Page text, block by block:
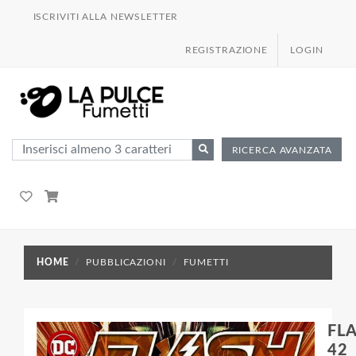
ISCRIVITI ALLA NEWSLETTER
REGISTRAZIONE LOGIN
RICERCA AVANZATA
HOME PUBBLICAZIONI FUMETTI
42